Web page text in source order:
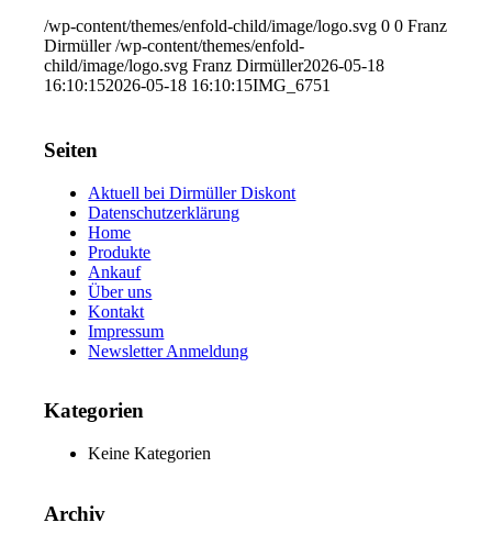
/wp-content/themes/enfold-child/image/logo.svg 0 0 Franz
Dirmüller /wp-content/themes/enfold-
child/image/logo.svg Franz Dirmüller2026-05-18
16:10:152026-05-18 16:10:15IMG_6751
Seiten
Aktuell bei Dirmüller Diskont
Datenschutzerklärung
Home
Produkte
Ankauf
Über uns
Kontakt
Impressum
Newsletter Anmeldung
Kategorien
Keine Kategorien
Archiv